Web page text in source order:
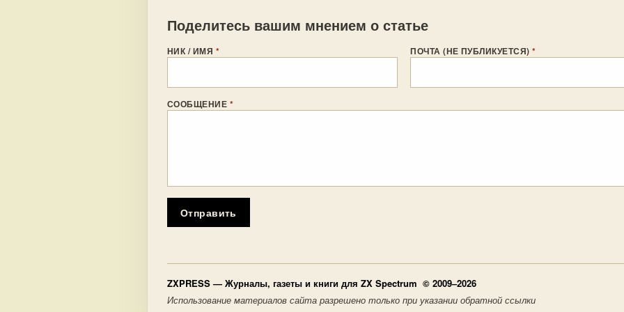
Поделитесь вашим мнением о статье
НИК / ИМЯ * ПОЧТА (НЕ ПУБЛИКУЕТСЯ)*
СООБЩЕНИЕ *
Отправить
ZXPRESS — Журналы, газеты и книги для ZX Spectrum © 2009–2026
Использование материалов сайта разрешено только при указании обратной ссылки